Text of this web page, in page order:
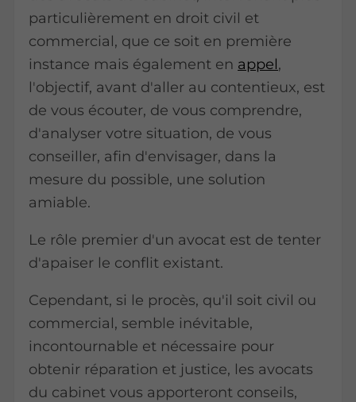
particulièrement en droit civil et
commercial, que ce soit en première
instance mais également en appel,
l'objectif, avant d'aller au contentieux, est
de vous écouter, de vous comprendre,
d'analyser votre situation, de vous
conseiller, afin d'envisager, dans la
mesure du possible, une solution
amiable.
Le rôle premier d'un avocat est de tenter
d'apaiser le conflit existant.
Cependant, si le procès, qu'il soit civil ou
commercial, semble inévitable,
incontournable et nécessaire pour
obtenir réparation et justice, les avocats
du cabinet vous apporteront conseils,